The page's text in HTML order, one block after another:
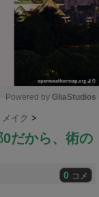
u
Powered by GliaStudios
イク >
0だから、術の
0 コメ